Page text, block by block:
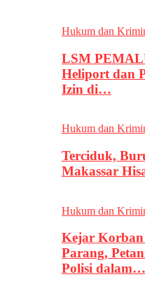
Hukum dan
LSM
Heliport dan
Izin di…
Hukum dan
Terciduk,
Makassar
Hukum dan
Kejar Korban
Parang,
Polisi dalam…